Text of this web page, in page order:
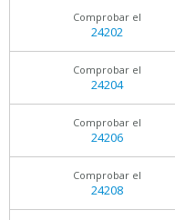
Comprobar el
24202
Comprobar el
24204
Comprobar el
24206
Comprobar el
24208